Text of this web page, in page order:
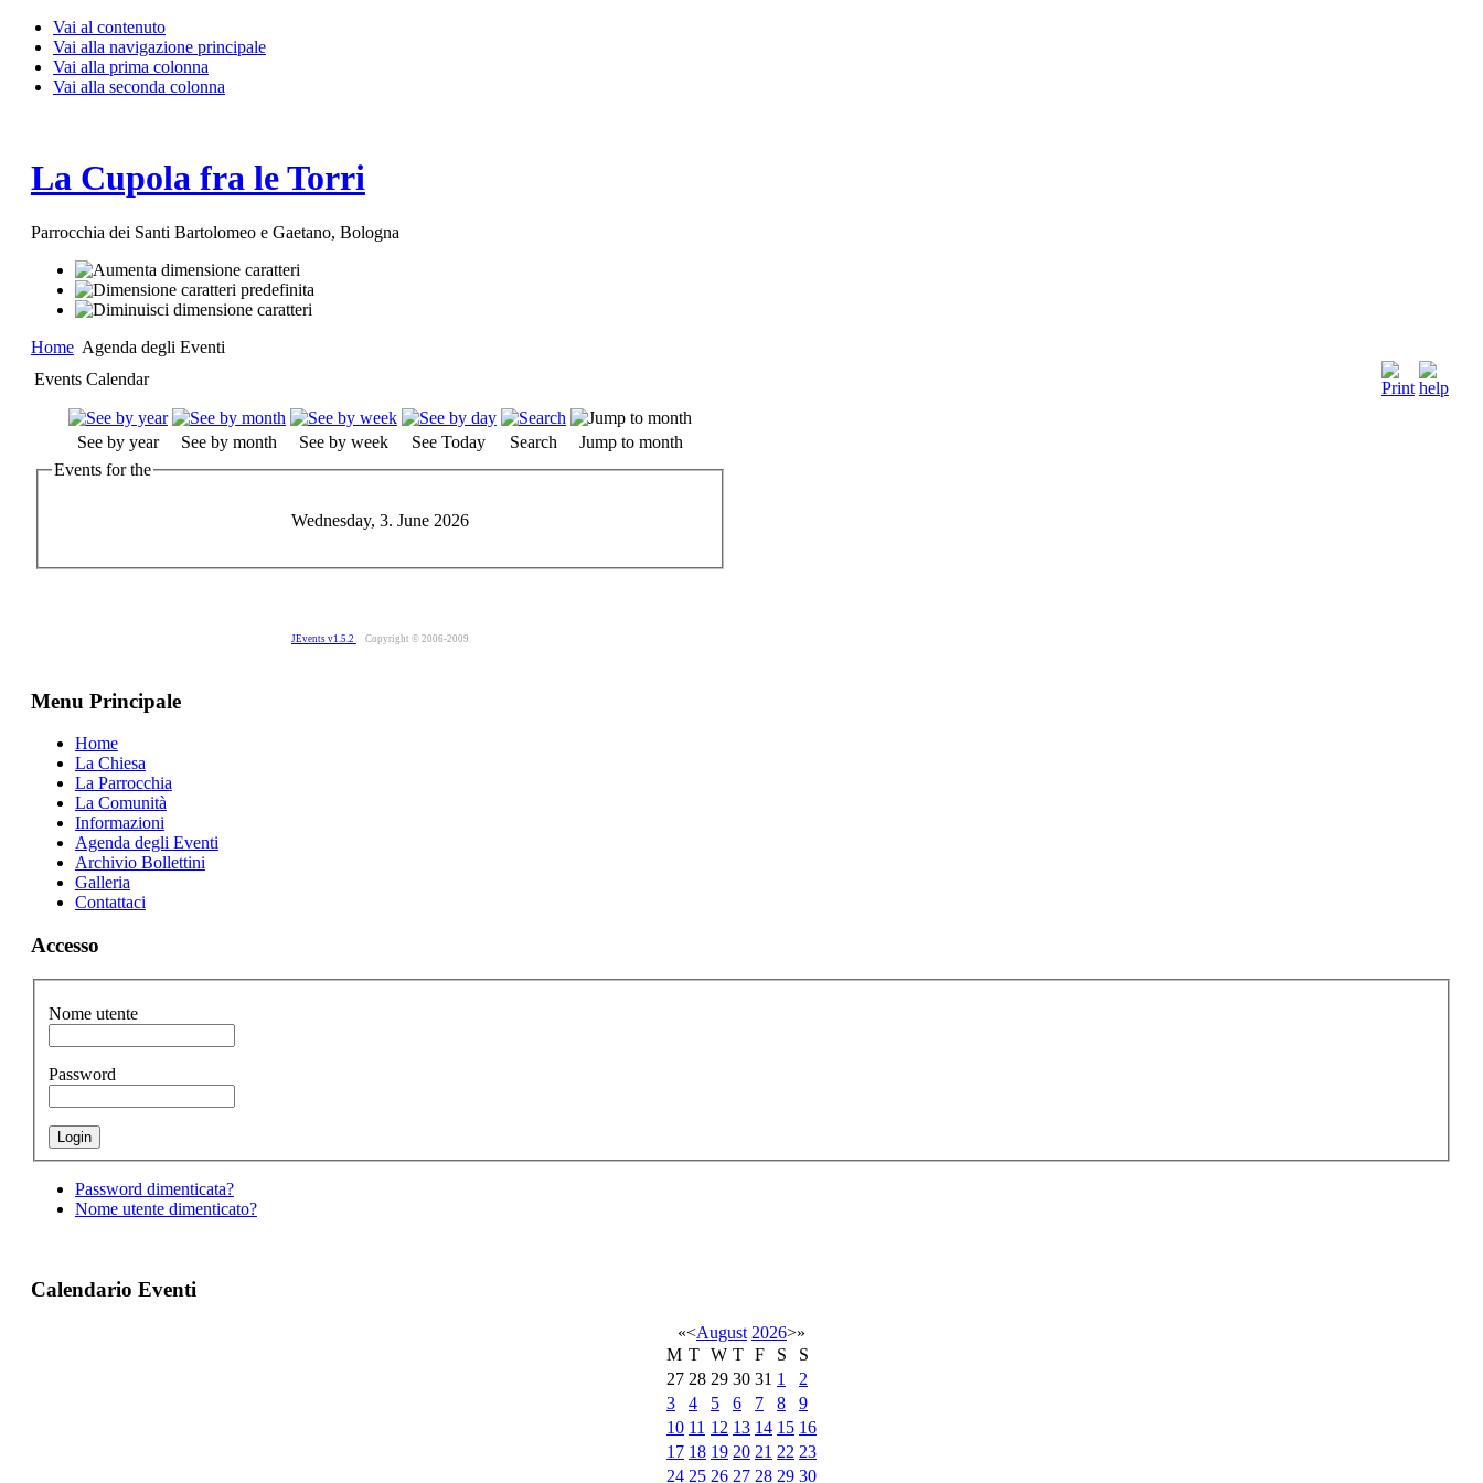
Vai al contenuto
Vai alla navigazione principale
Vai alla prima colonna
Vai alla seconda colonna
La Cupola fra le Torri
Parrocchia dei Santi Bartolomeo e Gaetano, Bologna
Home Agenda degli Eventi
Events Calendar
See by year See by month See by week See Today Search
Jump to month
Events for the
Wednesday, 3. June 2026
JEvents v1.5.2 Copyright © 2006-2009
Menu Principale
Home
La Chiesa
La Parrocchia
La Comunità
Informazioni
Agenda degli Eventi
Archivio Bollettini
Galleria
Contattaci
Accesso
Nome utente
Password
Password dimenticata?
Nome utente dimenticato?
Calendario Eventi
«<August 2026>»
M T W T F S
S
27 28 29 30 31 1
2
3
4 5 6 7 8
9
10 11 12 13 14 15 16
17 18 19 20 21 22 23
24 25 26 27 28 29 30